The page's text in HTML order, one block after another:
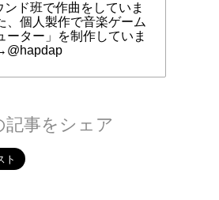
ンド班で作曲をしていま
個人製作で音楽ゲーム
ーター」を制作していま
記事をシェア